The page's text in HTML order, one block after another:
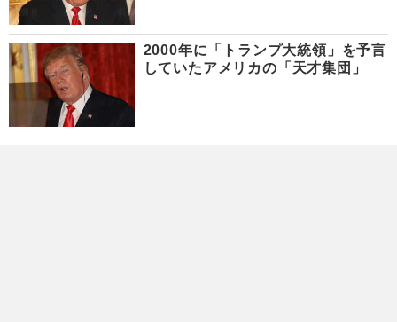
2000年に「トランプ大統領」を予言
していたアメリカの「天才集団」